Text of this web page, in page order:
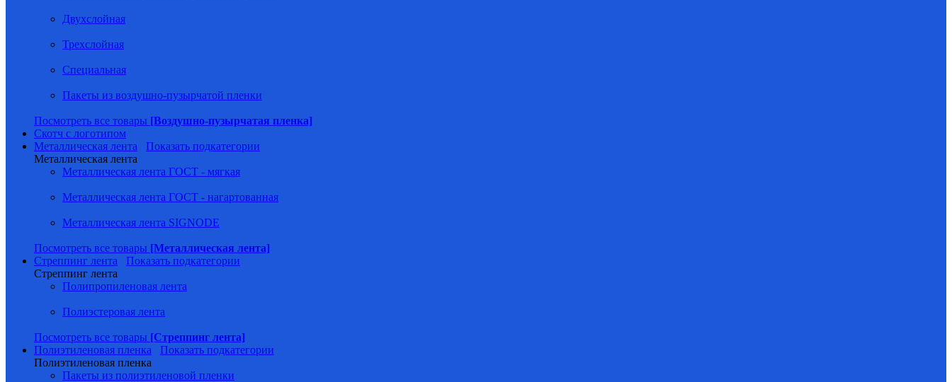
Двухслойная
Трехслойная
Специальная
Пакеты из воздушно-пузырчатой пленки
Посмотреть все товары [Воздушно-пузырчатая пленка]
Скотч с логотипом
Металлическая лента
Показать подкатегории
Металлическая лента
Металлическая лента ГОСТ - мягкая
Металлическая лента ГОСТ - нагартованная
Металлическая лента SIGNODE
Посмотреть все товары [Металлическая лента]
Стреппинг лента
Показать подкатегории
Стреппинг лента
Полипропиленовая лента
Полиэстеровая лента
Посмотреть все товары [Стреппинг лента]
Полиэтиленовая пленка
Показать подкатегории
Полиэтиленовая пленка
Пакеты из полиэтиленовой пленки